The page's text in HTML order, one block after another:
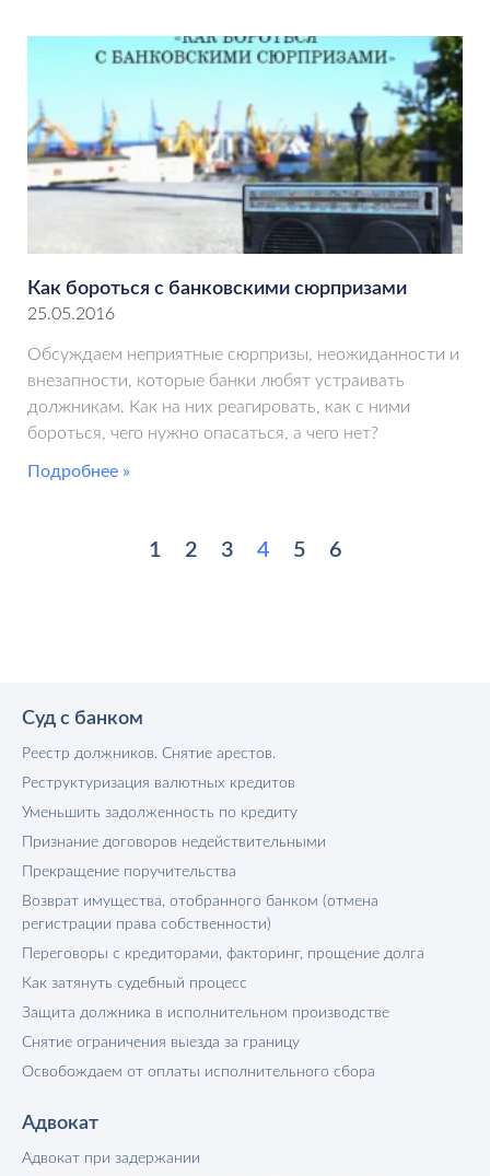
Как бороться с банковскими сюрпризами
25.05.2016
Обсуждаем неприятные сюрпризы, неожиданности и
внезапности, которые банки любят устраивать
должникам. Как на них реагировать, как с ними
бороться, чего нужно опасаться, а чего нет?
Подробнее »
1 2 3 4 5 6
Суд с банком
Реестр должников. Снятие арестов.
Реструктуризация валютных кредитов
Уменьшить задолженность по кредиту
Признание договоров недействительными
Прекращение поручительства
Возврат имущества, отобранного банком (отмена
регистрации права собственности)
Переговоры с кредиторами, факторинг, прощение долга
Как затянуть судебный процесс
Защита должника в исполнительном производстве
Снятие ограничения выезда за границу
Освобождаем от оплаты исполнительного сбора
Адвокат
Адвокат при задержании